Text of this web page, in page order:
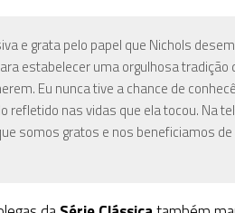
e grata pelo papel que Nichols
estabelecer uma orgulhosa tradição
Eu nunca tive a chance de
nas vidas que ela tocou. Na
somos gratos e nos beneficiamos